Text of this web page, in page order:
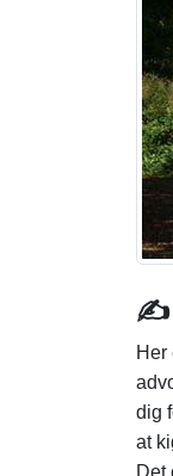
✍️
Her
dig
at
Det